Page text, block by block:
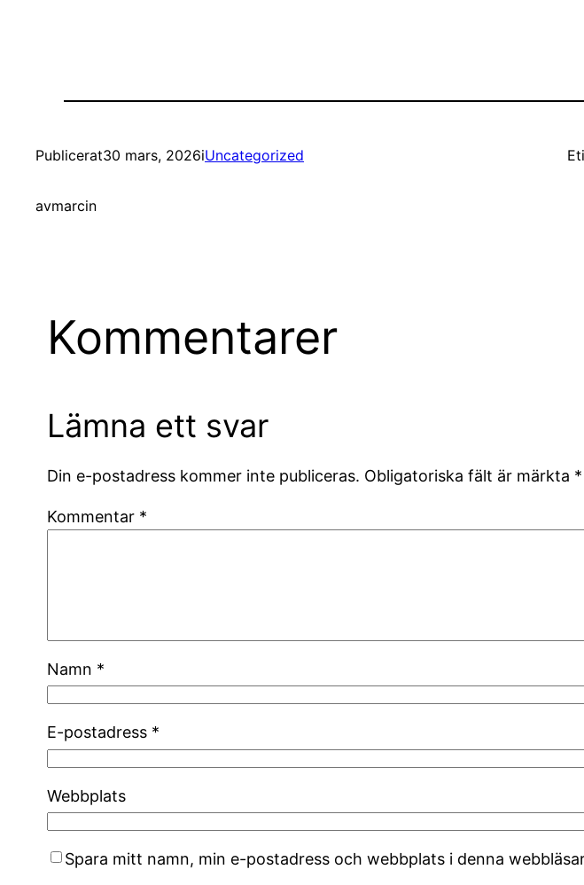
Publicerat30 mars, 2026iUncategorized
avmarcin
Kommentarer
Lämna ett svar
Din e-postadress kommer inte publiceras. Obligatoriska fält är märkta *
Kommentar *
Namn *
E-postadress *
Webbplats
Spara mitt namn, min e-postadress och webbplats i denna